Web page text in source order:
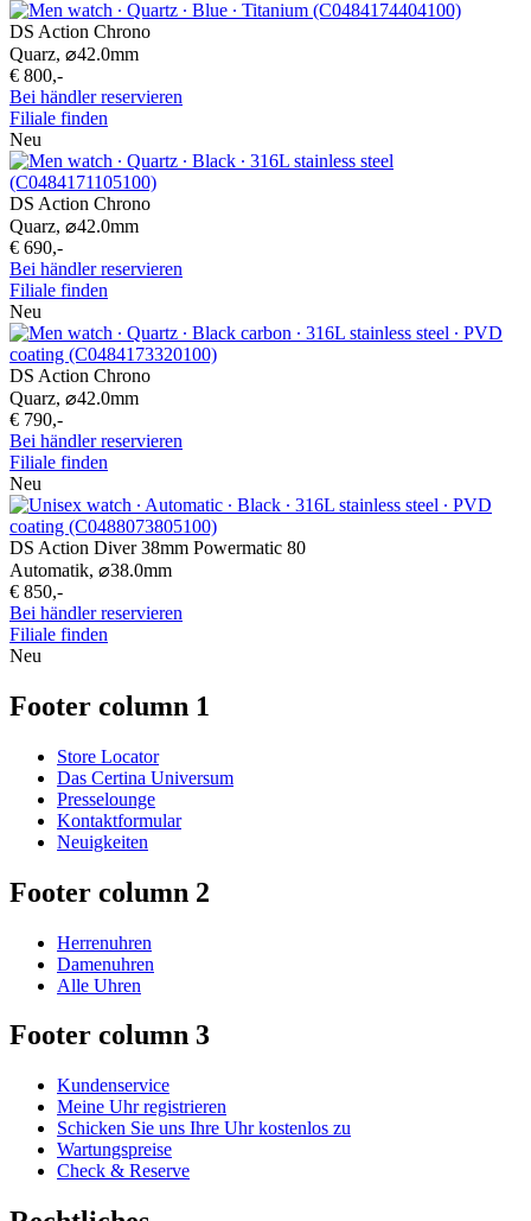
DS Action Chrono
Quarz, ⌀42.0mm
€ 800,-
Bei händler reservieren
Filiale finden
Neu
DS Action Chrono
Quarz, ⌀42.0mm
€ 690,-
Bei händler reservieren
Filiale finden
Neu
DS Action Chrono
Quarz, ⌀42.0mm
€ 790,-
Bei händler reservieren
Filiale finden
Neu
DS Action Diver 38mm Powermatic 80
Automatik, ⌀38.0mm
€ 850,-
Bei händler reservieren
Filiale finden
Neu
Footer column 1
Store Locator
Das Certina Universum
Presselounge
Kontaktformular
Neuigkeiten
Footer column 2
Herrenuhren
Damenuhren
Alle Uhren
Footer column 3
Kundenservice
Meine Uhr registrieren
Schicken Sie uns Ihre Uhr kostenlos zu
Wartungspreise
Check & Reserve